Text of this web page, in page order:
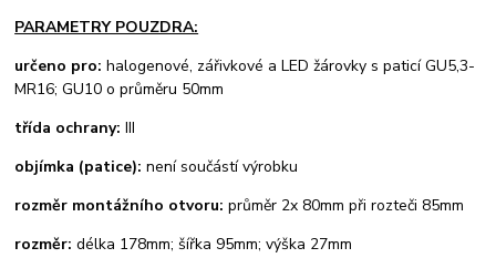
PARAMETRY POUZDRA:
určeno pro:halogenové, zářivkové a LED žárovky s paticí GU5,3-
MR16; GU10 o průměru 50mm
třída ochrany: III
objímka (patice):není součástí výrobku
rozměr montážního otvoru:průměr 2x 80mm při rozteči 85mm
rozměr: délka 178mm; šířka 95mm; výška 27mm